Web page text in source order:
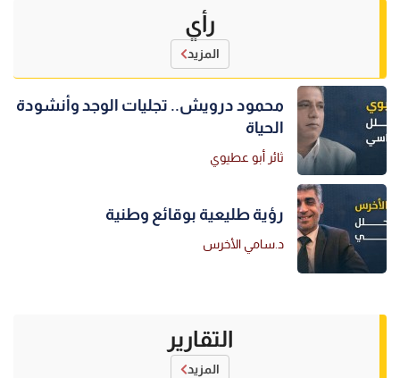
رأي
المزيد
محمود درويش.. تجليات الوجد وأنشودة
الحياة
ثائر أبو عطيوي
رؤية طليعية بوقائع وطنية
د.سامي الأخرس
التقارير
المزيد